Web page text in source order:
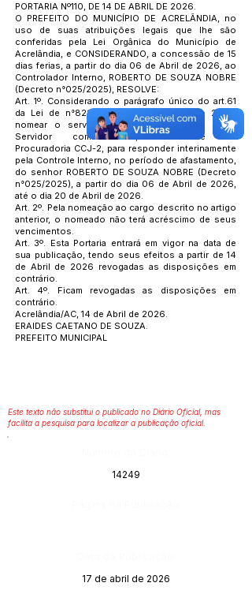
PORTARIA Nº110, DE 14 DE ABRIL DE 2026.
O PREFEITO DO MUNICÍPIO DE ACRELÂNDIA, no
uso de suas atribuições legais que lhe são
conferidas pela Lei Orgânica do Município de
Acrelândia, e CONSIDERANDO, a concessão de 15
dias ferias, a partir do dia 06 de Abril de 2026, ao
Controlador Interno, ROBERTO DE SOUZA NOBRE
(Decreto n°025/2025), RESOLVE:
Art. 1º. Considerando o parágrafo único do art.61
da Lei de n°823 de 27 de dezembro de 2022,
nomear o servidor PAULO SAORES DA SILVA
Servidor comissionado, Assistente da
Procuradoria CCJ-2, para responder interinamente
pela Controle Interno, no período de afastamento,
do senhor ROBERTO DE SOUZA NOBRE (Decreto
n°025/2025), a partir do dia 06 de Abril de 2026,
até o dia 20 de Abril de 2026.
Art. 2º. Pela nomeação ao cargo descrito no artigo
anterior, o nomeado não terá acréscimo de seus
vencimentos.
Art. 3º. Esta Portaria entrará em vigor na data de
sua publicação, tendo seus efeitos a partir de 14
de Abril de 2026 revogadas as disposições em
contrário.
Art. 4º. Ficam revogadas as disposições em
contrário.
Acrelândia/AC, 14 de Abril de 2026.
ERAIDES CAETANO DE SOUZA.
PREFEITO MUNICIPAL
Este texto não substitui o publicado no Diário Oficial, mas
facilita a pesquisa para localizar a publicação oficial.
14249
17 de abril de 2026